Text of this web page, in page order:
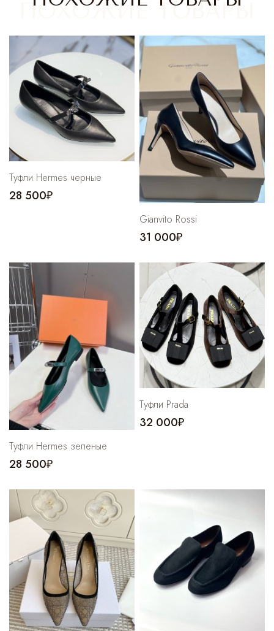
Туфли Hermes черные
28 500₽
Gianvito Rossi
31 000₽
Туфли Hermes зеленые
28 500₽
Туфли Prada
32 000₽
Cпортивные брюки
Комбинезоны